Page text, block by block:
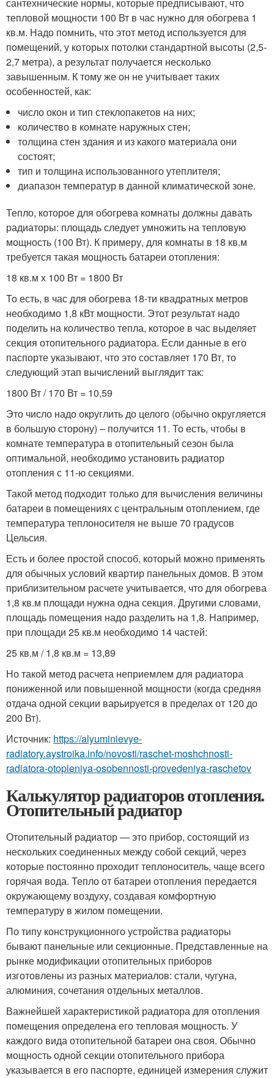
тепловой мощности 100 Вт в час нужно для обогрева 1
кв.м. Надо помнить, что этот метод используется для
помещений, у которых потолки стандартной высоты (2,5-
2,7 метра), а результат получается несколько
завышенным. К тому же он не учитывает таких
особенностей, как:
число окон и тип стеклопакетов на них;
количество в комнате наружных стен;
толщина стен здания и из какого материала они
состоят;
тип и толщина использованного утеплителя;
диапазон температур в данной климатической зоне.
Тепло, которое для обогрева комнаты должны давать
радиаторы: площадь следует умножить на тепловую
мощность (100 Вт). К примеру, для комнаты в 18 кв.м
требуется такая мощность батареи отопления:
18 кв.м х 100 Вт = 1800 Вт
То есть, в час для обогрева 18-ти квадратных метров
необходимо 1,8 кВт мощности. Этот результат надо
поделить на количество тепла, которое в час выделяет
секция отопительного радиатора. Если данные в его
паспорте указывают, что это составляет 170 Вт, то
следующий этап вычислений выглядит так:
1800 Вт / 170 Вт = 10,59
Это число надо округлить до целого (обычно округляется
в большую сторону) – получится 11. То есть, чтобы в
комнате температура в отопительный сезон была
оптимальной, необходимо установить радиатор
отопления с 11-ю секциями.
Такой метод подходит только для вычисления величины
батареи в помещениях с центральным отоплением, где
температура теплоносителя не выше 70 градусов
Цельсия.
Есть и более простой способ, который можно применять
для обычных условий квартир панельных домов. В этом
приблизительном расчете учитывается, что для обогрева
1,8 кв.м площади нужна одна секция. Другими словами,
площадь помещения надо разделить на 1,8. Например,
при площади 25 кв.м необходимо 14 частей:
25 кв.м / 1,8 кв.м = 13,89
Но такой метод расчета неприемлем для радиатора
пониженной или повышенной мощности (когда средняя
отдача одной секции варьируется в пределах от 120 до
200 Вт).
Источник: https://alyuminievye-
radiatory.aystroika.info/novosti/raschet-moshchnosti-
radiatora-otopleniya-osobennosti-provedeniya-raschetov
Калькулятор радиаторов отопления.
Отопительный радиатор
Отопительный радиатор — это прибор, состоящий из
нескольких соединенных между собой секций, через
которые постоянно проходит теплоноситель, чаще всего
горячая вода. Тепло от батареи отопления передается
окружающему воздуху, создавая комфортную
температуру в жилом помещении.
По типу конструкционного устройства радиаторы
бывают панельные или секционные. Представленные на
рынке модификации отопительных приборов
изготовлены из разных материалов: стали, чугуна,
алюминия, сочетания отдельных металлов.
Важнейшей характеристикой радиатора для отопления
помещения определена его тепловая мощность. У
каждого вида отопительной батареи она своя. Обычно
мощность одной секции отопительного прибора
указывается в его паспорте, единицей измерения служит